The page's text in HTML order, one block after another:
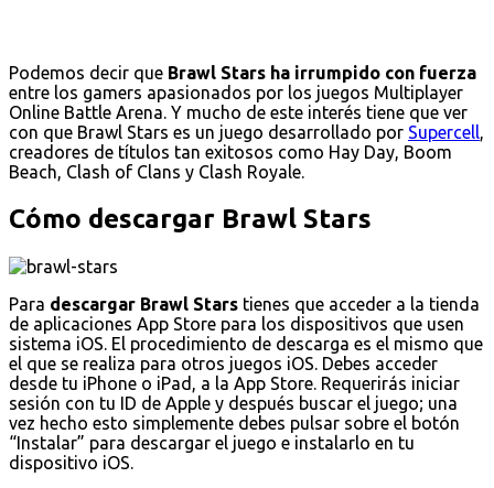
Podemos decir que Brawl Stars ha irrumpido con fuerza
entre los gamers apasionados por los juegos Multiplayer
Online Battle Arena. Y mucho de este interés tiene que ver
con que Brawl Stars es un juego desarrollado por Supercell,
creadores de títulos tan exitosos como Hay Day, Boom
Beach, Clash of Clans y Clash Royale.
Cómo descargar Brawl Stars
Para descargar Brawl Stars tienes que acceder a la tienda
de aplicaciones App Store para los dispositivos que usen
sistema iOS. El procedimiento de descarga es el mismo que
el que se realiza para otros juegos iOS. Debes acceder
desde tu iPhone o iPad, a la App Store. Requerirás iniciar
sesión con tu ID de Apple y después buscar el juego; una
vez hecho esto simplemente debes pulsar sobre el botón
“Instalar” para descargar el juego e instalarlo en tu
dispositivo iOS.